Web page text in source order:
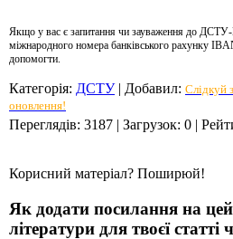
Якщо у вас є запитання чи зауваження до
міжнародного номера банківського рахунку
допомогти.
Категорія: ДСТУ| Добавил: Слідкуй
оновлення!
Переглядів: 3187 | Загрузок: 0 |
Корисний матеріал? Поширюй!
Як додати посилання на
літератури для твоєї